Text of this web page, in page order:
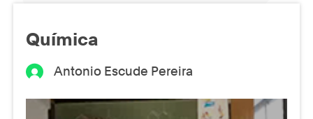
Química
Antonio Escude Pereira